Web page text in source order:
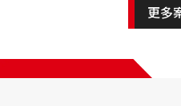
更多